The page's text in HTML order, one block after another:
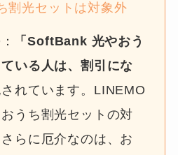
光セットは対象外
「SoftBank 光やおう
いる人は、割引にな
されています。LINEMO
うち割光セットの対
らに厄介なのは、お